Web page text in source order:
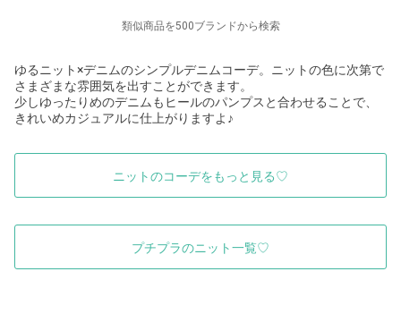
類似商品を500ブランドから検索
ゆるニット×デニムのシンプルデニムコーデ。ニットの色に次第で
さまざまな雰囲気を出すことができます。
少しゆったりめのデニムもヒールのパンプスと合わせることで、
きれいめカジュアルに仕上がりますよ♪
ニットのコーデをもっと見る♡
プチプラのニット一覧♡